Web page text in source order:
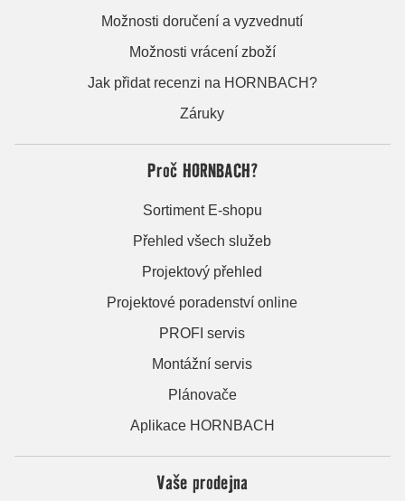
Možnosti doručení a vyzvednutí
Možnosti vrácení zboží
Jak přidat recenzi na HORNBACH?
Záruky
Proč HORNBACH?
Sortiment E-shopu
Přehled všech služeb
Projektový přehled
Projektové poradenství online
PROFI servis
Montážní servis
Plánovače
Aplikace HORNBACH
Vaše prodejna